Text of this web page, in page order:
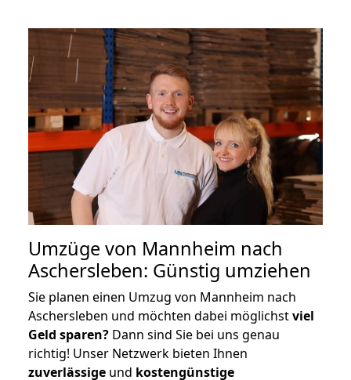
Umzüge von Mannheim nach
Aschersleben: Günstig umziehen
Sie planen einen Umzug von Mannheim nach
Aschersleben und möchten dabei möglichstviel
Geld sparen? Dann sind Sie bei uns genau
richtig! Unser Netzwerk bieten Ihnen
zuverlässige und kostengünstige